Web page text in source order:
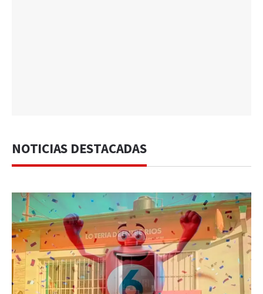
NOTICIAS DESTACADAS